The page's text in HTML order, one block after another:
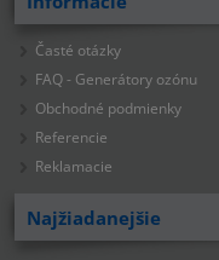
Časté otázky
FAQ - Generátory ozónu
Obchodné podmienky
Referencie
Reklamacie
Najžiadanejšie